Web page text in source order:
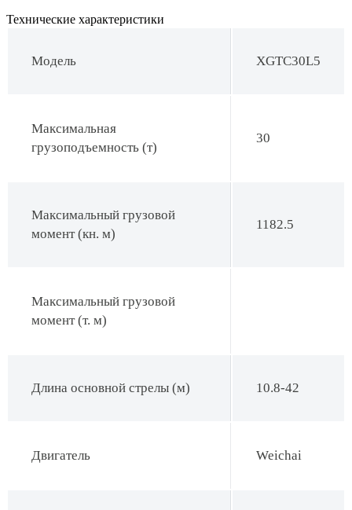
Технические характеристики
Модель XGTC30L5
Максимальная
грузоподъемность (т)
30
Максимальный грузовой
момент (кн. м)
1182.5
Максимальный грузовой
момент (т. м)
Длина основной стрелы (м) 10.8-42
Двигатель Weichai